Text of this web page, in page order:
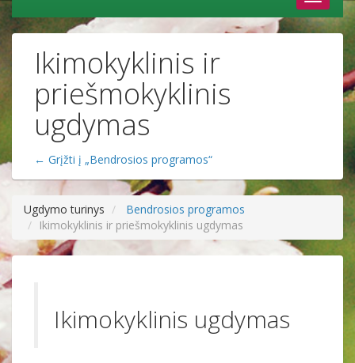
Ikimokyklinis ir
priešmokyklinis
ugdymas
← Grįžti į „Bendrosios programos“
Ugdymo turinys
Bendrosios programos
Ikimokyklinis ir priešmokyklinis ugdymas
Ikimokyklinis ugdymas